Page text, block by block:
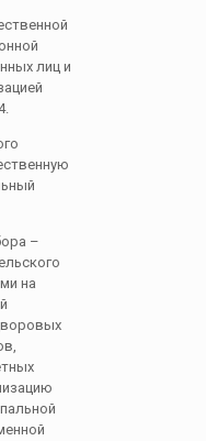
лиц и
–
на